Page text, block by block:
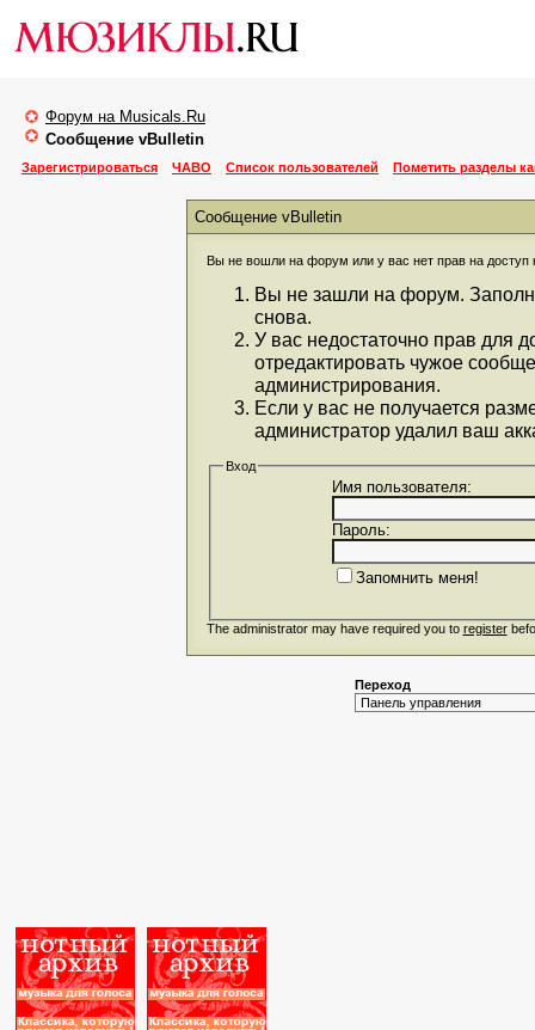
Форум на Musicals.Ru
Сообщение vBulletin
Зарегистрироваться ЧАВО Список пользователей Пометить разделы
Сообщение vBulletin
Вы не вошли на форум или у вас нет прав на доступ
Вы не зашли на форум.
снова.
У вас недостаточно прав для
отредактировать чужое
администрирования.
Если у вас не получается
администратор удалил ваш
Вход
Имя пользователя:
Пароль:
Запомнить меня!
The administrator may have required you to register
Переход